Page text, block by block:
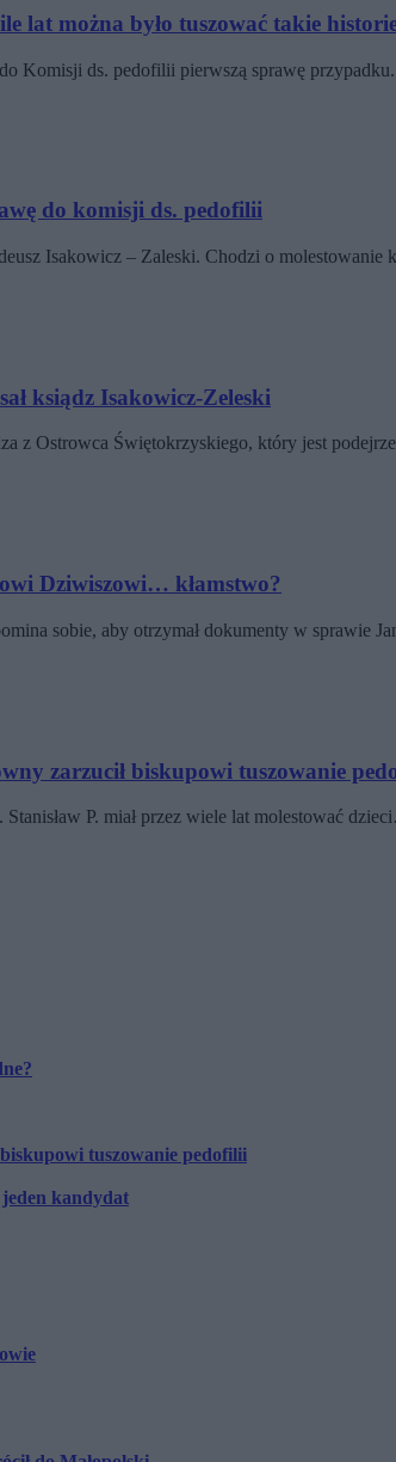
lat można było tuszować takie
Komisji ds. pedofilii pierwszą sprawę
do komisji ds. pedofilii
Isakowicz – Zaleski. Chodzi o
ksiądz Isakowicz-Zeleski
z Ostrowca Świętokrzyskiego, który jest
Dziwiszowi… kłamstwo?
sobie, aby otrzymał dokumenty w sprawie
zarzucił biskupowi tuszowanie
P. miał przez wiele lat molestować
tuszowanie pedofilii
jeden kandydat